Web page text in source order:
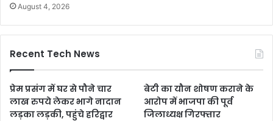
August 4, 2026
Recent Tech News
प्रेम प्रसंग में घर से पौने चार
लाख रुपये लेकर भागे नादान
लड़का लड़की, पहुंचे हरिद्वार
बेटी का यौन शोषण कराने के
आरोप में भाजपा की पूर्व
जिलाध्यक्ष गिरफ्तार